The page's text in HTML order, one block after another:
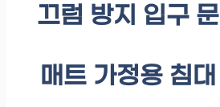
끄럼 방지 입구 문
매트 가정용 침대